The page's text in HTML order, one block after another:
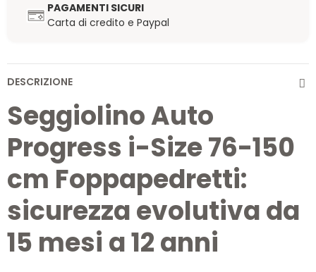
PAGAMENTI SICURI
Carta di credito e Paypal
DESCRIZIONE
Seggiolino Auto
Progress i-Size 76-150
cm Foppapedretti:
sicurezza evolutiva da
15 mesi a 12 anni